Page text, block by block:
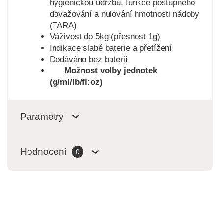
hygienickou údržbu, funkce postupného
dovažování a nulování hmotnosti nádoby
(TARA)
Váživost do 5kg (přesnost 1g)
Indikace slabé baterie a přetížení
Dodáváno bez baterií
Možnost volby jednotek
(g/ml/lb/fl:oz)
Parametry
Hodnocení 0